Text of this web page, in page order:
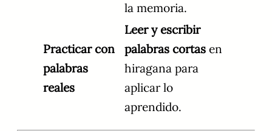
la memoria.
Practicar con
palabras
reales
Leer y escribir
palabras cortas en
hiragana para
aplicar lo
aprendido.